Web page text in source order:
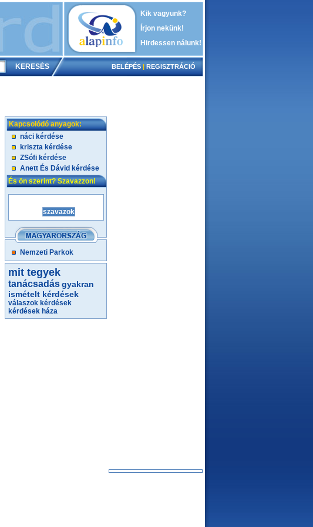
Kik vagyunk?
Írjon nekünk!
Hirdessen nálunk!
BELÉPÉS | REGISZTRÁCIÓ
Kapcsolódó anyagok:
náci kérdése
kriszta kérdése
ZSófi kérdése
Anett És Dávid kérdése
És ön szerint? Szavazzon!
Nemzeti Parkok
mit tegyek
tanácsadásgyakran
ismételt kérdések
válaszok kérdések
kérdések háza